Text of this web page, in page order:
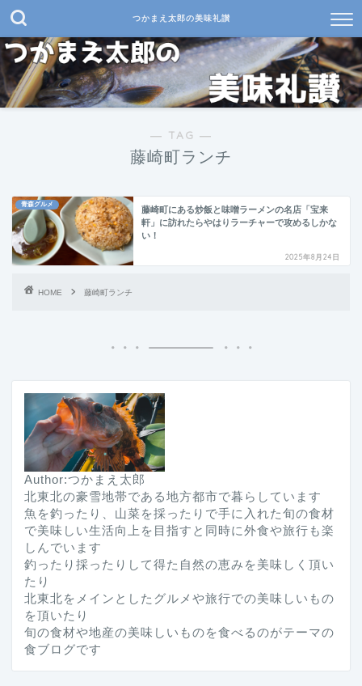
つかまえ太郎の美味礼讃
― TAG ―
藤崎町ランチ
青森グルメ
藤崎町にある炒飯と味噌ラーメンの名店「宝来
軒」に訪れたらやはりラーチャーで攻めるしかな
い！
2025年8月24日
HOME 藤崎町ランチ
Author:つかまえ太郎
北東北の豪雪地帯である地方都市で暮らしています
魚を釣ったり、山菜を採ったりで手に入れた旬の食材
で美味しい生活向上を目指すと同時に外食や旅行も楽
しんでいます
釣ったり採ったりして得た自然の恵みを美味しく頂い
たり
北東北をメインとしたグルメや旅行での美味しいもの
を頂いたり
旬の食材や地産の美味しいものを食べるのがテーマの
食ブログです